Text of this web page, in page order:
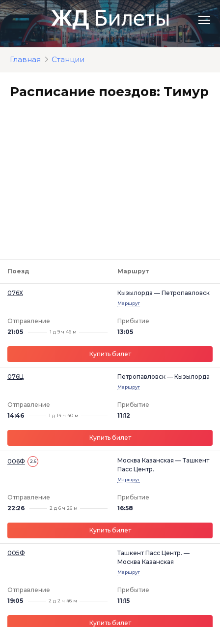
Перейти
к
контенту
Главная Станции
Расписание поездов: Тимур
Поезд Маршрут
076Х Кызылорда — Петропавловск
Маршрут
Отправление
21:05
1 д 9 ч 46 м
Прибытие
13:05
Купить билет
076Ц Петропавловск — Кызылорда
Маршрут
Отправление
14:46
1 д 14 ч 40 м
Прибытие
11:12
Купить билет
006Ф 2.6
Москва Казанская — Ташкент
Пасс Центр.
Маршрут
Отправление
22:26
2 д 6 ч 26 м
Прибытие
16:58
Купить билет
005Ф
Ташкент Пасс Центр. —
Москва Казанская
Маршрут
Отправление
19:05
2 д 2 ч 46 м
Прибытие
11:15
Купить билет